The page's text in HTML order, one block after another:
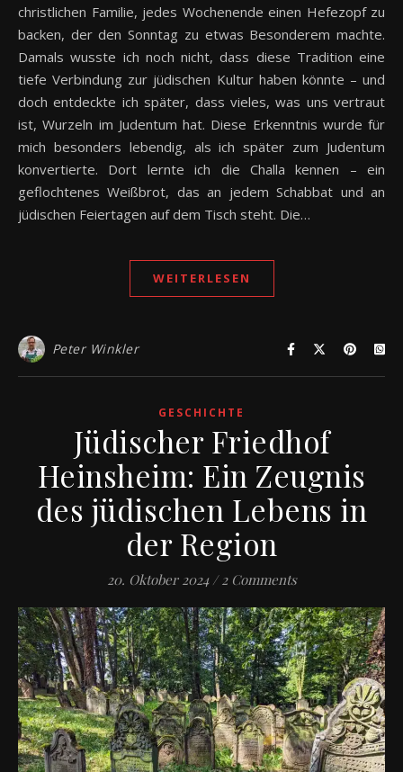
christlichen Familie, jedes Wochenende einen Hefezopf zu
backen, der den Sonntag zu etwas Besonderem machte.
Damals wusste ich noch nicht, dass diese Tradition eine
tiefe Verbindung zur jüdischen Kultur haben könnte – und
doch entdeckte ich später, dass vieles, was uns vertraut
ist, Wurzeln im Judentum hat. Diese Erkenntnis wurde für
mich besonders lebendig, als ich später zum Judentum
konvertierte. Dort lernte ich die Challa kennen – ein
geflochtenes Weißbrot, das an jedem Schabbat und an
jüdischen Feiertagen auf dem Tisch steht. Die…
WEITERLESEN
Peter Winkler
GESCHICHTE
Jüdischer Friedhof
Heinsheim: Ein Zeugnis
des jüdischen Lebens in
der Region
20. Oktober 2024 / 2 Comments